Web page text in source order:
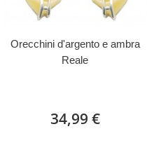
Orecchini d'argento e ambra
Reale
34,99 €